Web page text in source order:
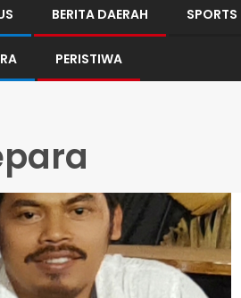
BERITA DAERAH SPORTS
PERISTIWA